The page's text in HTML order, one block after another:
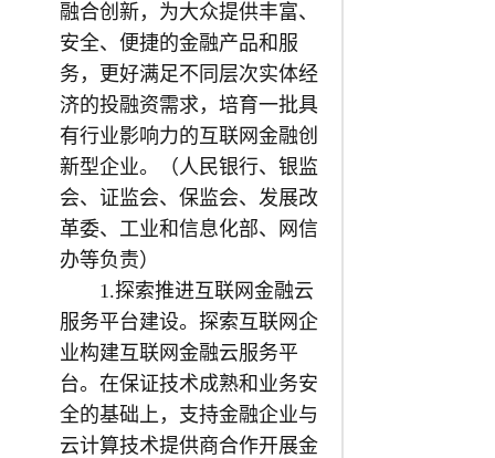
融合创新，为大众提供丰富、
安全、便捷的金融产品和服
务，更好满足不同层次实体经
济的投融资需求，培育一批具
有行业影响力的互联网金融创
新型企业。（人民银行、银监
会、证监会、保监会、发展改
革委、工业和信息化部、网信
办等负责）
1.探索推进互联网金融云
服务平台建设。探索互联网企
业构建互联网金融云服务平
台。在保证技术成熟和业务安
全的基础上，支持金融企业与
云计算技术提供商合作开展金